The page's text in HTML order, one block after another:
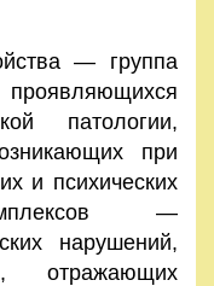
— группа
патологии,
при
и психических
—
нарушений,
отражающих